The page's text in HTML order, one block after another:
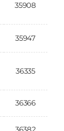
35908
35947
36335
36366